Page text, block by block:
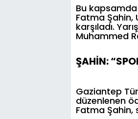
Bu kapsamda
Fatma Şahin,
karşıladı.
Muhammed
ŞAHİN:
Gaziantep
düzenlenen
Fatma Şahin,